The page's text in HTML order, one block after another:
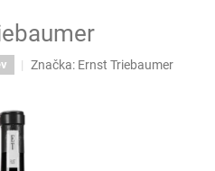
Značka: Ernst Triebaumer